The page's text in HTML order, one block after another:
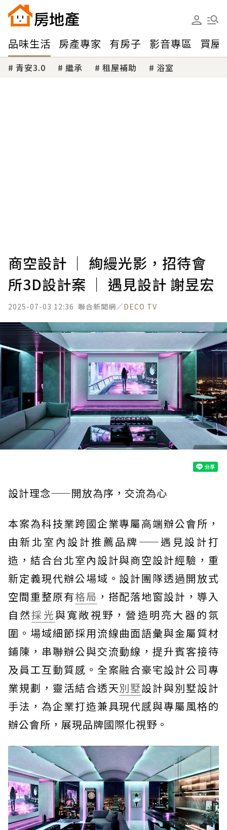
品味生活 房產專家 有房子 影音專區 買屋
青安3.0 繼承 租屋補助 浴室
商空設計 │ 絢縵光影，招待會
所3D設計案 │ 遇見設計 謝昱宏
2025-07-03 12:36 聯合新聞網／DECO TV
設計理念——開放為序，交流為心
本案為科技業跨國企業專屬高端辦公會所，
由新北室內設計推薦品牌——遇見設計打
造，結合台北室內設計與商空設計經驗，重
新定義現代辦公場域。設計團隊透過開放式
空間重整原有格局 ，搭配落地窗設計，導入
自然採光與寬敞視野，營造明亮大器的氛
圍。場域細節採用流線曲面語彙與金屬質材
鋪陳，串聯辦公與交流動線，提升賓客接待
及員工互動質感。全案融合豪宅設計公司專
業規劃，靈活結合透天別墅設計與別墅設計
手法，為企業打造兼具現代感與專屬風格的
辦公會所，展現品牌國際化視野。